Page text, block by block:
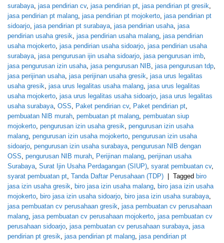
surabaya jasa pendirian cv, jasa pendirian pt jasa pendirian pt gresik
jasa pendirian pt malang jasa pendirian pt mojokerto jasa pendirian pt
sidoarjo jasa pendirian pt surabaya jasa pendirian usaha jasa
pendirian usaha gresik jasa pendirian usaha malang jasa pendirian
usaha mojokerto jasa pendirian usaha sidoarjo jasa pendirian usaha
surabaya jasa pengurusan ijin usaha sidoarjo jasa pengurusan imb
jasa pengurusan izin usaha jasa pengurusan NIB jasa pengurusan tdp
jasa perijinan usaha jasa perijinan usaha gresik jasa urus legalitas
usaha gresik jasa urus legalitas usaha malang jasa urus legalitas
usaha mojokerto jasa urus legalitas usaha sidoarjo jasa urus legalitas
usaha surabaya OSS Paket pendirian cv, Paket pendirian pt
pembuatan NIB murah pembuatan pt malang pembuatan siup
mojokerto pengurusan izin usaha gresik pengurusan izin usaha
malang pengurusan izin usaha mojokerto pengurusan izin usaha
sidoarjo pengurusan izin usaha surabaya pengurusan NIB dengan
OSS pengurusan NIB murah Perijinan malang perijinan usaha
Surabaya Surat Ijin Usaha Perdagangan (SIUP) syarat pembuatan cv,
syarat pembuatan pt Tanda Daftar Perusahaan (TDP) | Tagged biro
jasa izin usaha gresik biro jasa izin usaha malang biro jasa izin usaha
mojokerto biro jasa izin usaha sidoarjo biro jasa izin usaha surabaya
jasa pembuatan cv perusahaan gresik jasa pembuatan cv perusahaan
malang jasa pembuatan cv perusahaan mojokerto jasa pembuatan cv
perusahaan sidoarjo jasa pembuatan cv perusahaan surabaya jasa
pendirian pt gresik jasa pendirian pt malang jasa pendirian pt